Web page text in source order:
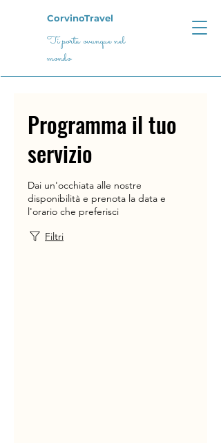
CorvinoTravel
Ti porta ovunque nel
mondo
Programma il tuo
servizio
Dai un'occhiata alle nostre
disponibilità e prenota la data e
l'orario che preferisci
Filtri